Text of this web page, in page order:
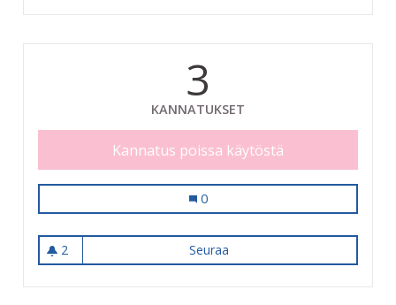
3
KANNATUKSET
Kannatus poissa käytöstä
Vanhuksille viriketoimintaa ja
0
2
2 seuraajaa
Seuraa